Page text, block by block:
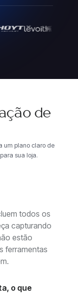
de
um plano claro de
sua loja.
todos os
capturando
estão
ferramentas
o que